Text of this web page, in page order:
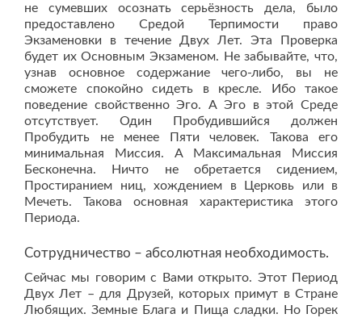
не сумевших осознать серьёзность дела, было
предоставлено Средой Терпимости право
Экзаменовки в течение Двух Лет. Эта Проверка
будет их Основным Экзаменом. Не забывайте, что,
узнав основное содержание чего-либо, вы не
сможете спокойно сидеть в кресле. Ибо такое
поведение свойственно Эго. А Эго в этой Среде
отсутствует. Один Пробудившийся должен
Пробудить не менее Пяти человек. Такова его
минимальная Миссия. А Максимальная Миссия
Бесконечна. Ничто не обретается сидением,
Простиранием ниц, хождением в Церковь или в
Мечеть. Такова основная характеристика этого
Периода.
Сотрудничество – абсолютная необходимость.
Сейчас мы говорим с Вами открыто. Этот Период
Двух Лет – для Друзей, которых примут в Стране
Любящих. Земные Блага и Пища сладки. Но Горек